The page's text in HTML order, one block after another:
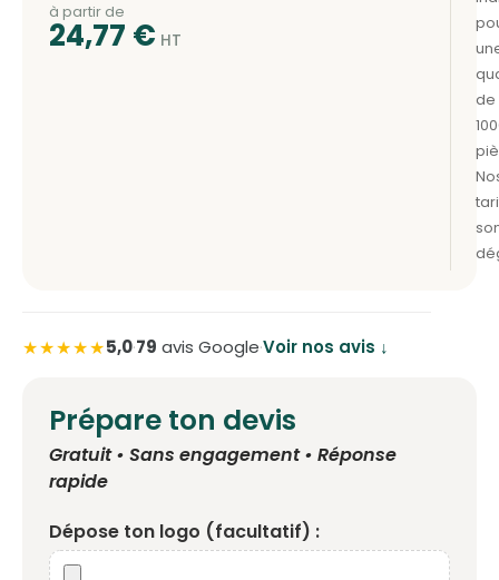
à partir de
24,77 €
★★★★★5,0·79 avis Google·Voir nos avis ↓
Prépare ton devis
Gratuit • Sans engagement • Réponse
rapide
Dépose ton logo (facultatif) :